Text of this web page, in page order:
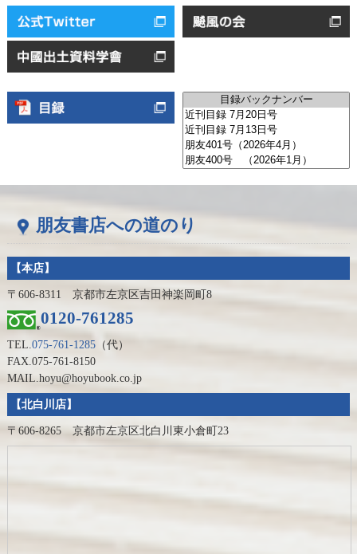
朋友書店への道のり
【本店】
〒606-8311 京都市左京区吉田神楽岡町8
0120-761285
TEL.075-761-1285（代）
FAX.075-761-8150
MAIL.hoyu@hoyubook.co.jp
【北白川店】
〒606-8265 京都市左京区北白川東小倉町23